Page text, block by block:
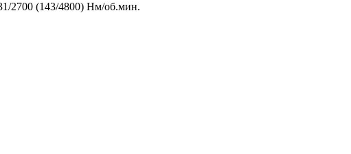
2700 (143/4800) Нм/об.мин.